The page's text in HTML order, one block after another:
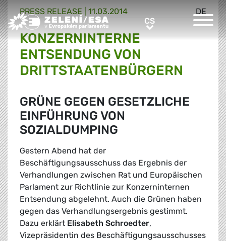
Greens/EFA Home CSCS
DE
PRESS RELEASE | 11.03.2014
KONZERNINTERNE
ENTSENDUNG VON
DRITTSTAATENBÜRGERN
GRÜNE GEGEN GESETZLICHE
EINFÜHRUNG VON
SOZIALDUMPING
Gestern Abend hat der
Beschäftigungsausschuss das Ergebnis der
Verhandlungen zwischen Rat und Europäischen
Parlament zur Richtlinie zur Konzerninternen
Entsendung abgelehnt. Auch die Grünen haben
gegen das Verhandlungsergebnis gestimmt.
Dazu erklärt Elisabeth Schroedter,
Vizepräsidentin des Beschäftigungsausschusses